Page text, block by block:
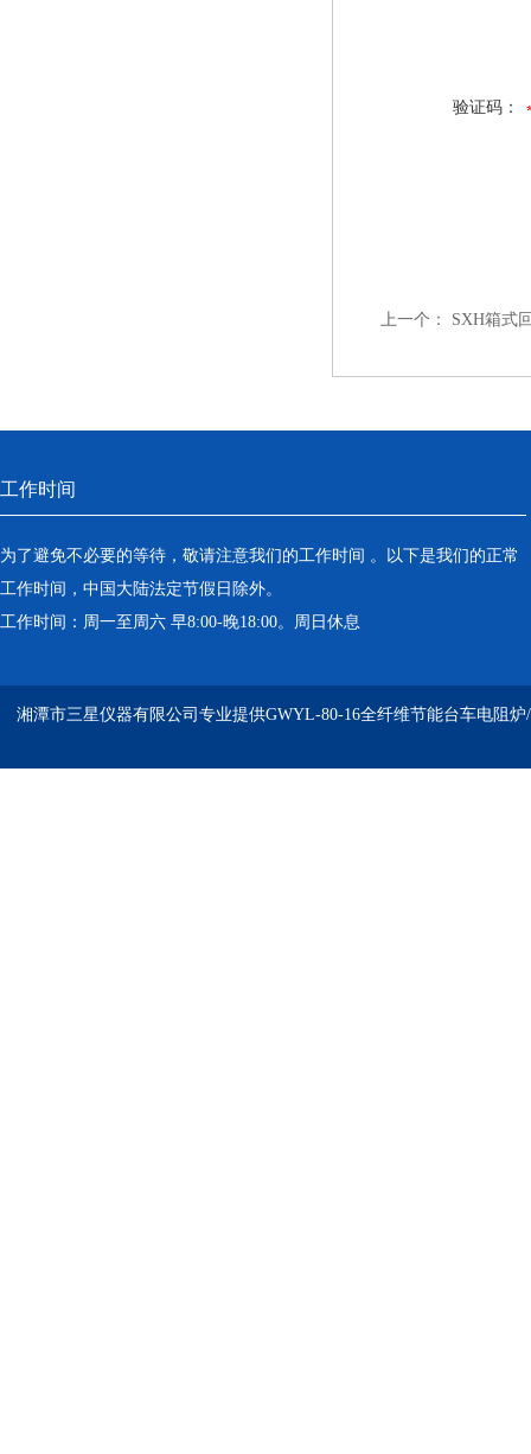
验证码：
上一个： SXH箱式
工作时间
为了避免不必要的等待，敬请注意我们的工作时间 。以下是我们的正常
工作时间，中国大陆法定节假日除外。
工作时间：周一至周六 早8:00-晚18:00。周日休息
湘潭市三星仪器有限公司专业提供GWYL-80-16全纤维节能台车电阻